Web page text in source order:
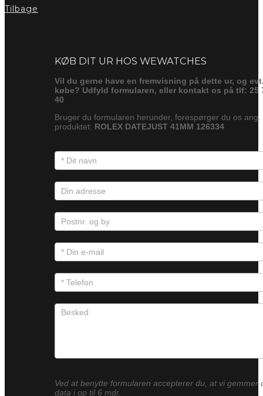
Tilbage
KØB DIT UR HOS WEWATCHES
Vil du gerne have en fremvisning på dette ur, og
købe? Udfyld formularen, eller kontakt os på tlf: 25
40
Bruger du formularen herunder, forespørger du os ang.
produktet: ROLEX DATEJUST 41MM 126334
Ved at benytte formularen accepterer du, at vi gemmer
data i op til 6 mdr.